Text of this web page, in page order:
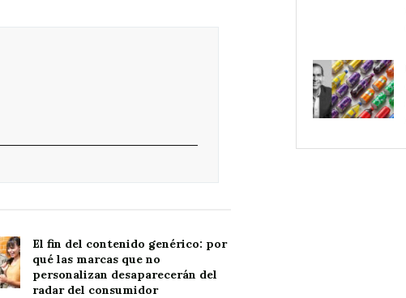
El fin del contenido genérico: por
qué las marcas que no
personalizan desaparecerán del
radar del consumidor